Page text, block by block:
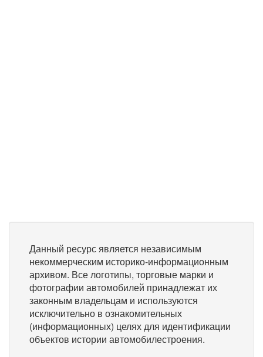
Данный ресурс является независимым
некоммерческим историко-информационным
архивом. Все логотипы, торговые марки и
фотографии автомобилей принадлежат их
законным владельцам и используются
исключительно в ознакомительных
(информационных) целях для идентификации
объектов истории автомобилестроения.